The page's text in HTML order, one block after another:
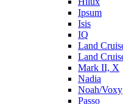
Ipsum
Isis
IQ
Land
Land
Mark II, X
Nadia
Noah/Voxy
Passo